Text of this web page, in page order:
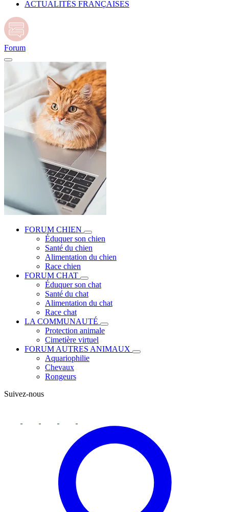
ACTUALITÉS FRANÇAISES
Forum
FORUM CHIEN
Éduquer son chien
Santé du chien
Alimentation du chien
Race chien
FORUM CHAT
Éduquer son chat
Santé du chat
Alimentation du chat
Race chat
LA COMMUNAUTÉ
Protection animale
Cimetière virtuel
FORUM AUTRES ANIMAUX
Aquariophilie
Chevaux
Rongeurs
Suivez-nous